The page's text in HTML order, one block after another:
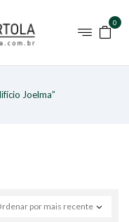
0
Joelma”
por mais recente